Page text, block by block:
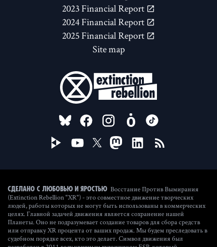
2023 Financial Report
2024 Financial Report
2025 Financial Report
Site map
FOLLOW US ON
Сделано с любовью и яростью Восстание Против Вымирания
(Extinction Rebellion "XR") - это совместное движение творческих
людей, работы которых не могут быть использованы в коммерческих
целях. Главной задачей движения является сохранение нашей
Планеты. Оно не подразумевает создание товаров для сбора средств
или отправку XR процента от ваших продаж. Мы будем преследовать в
судебном порядке всех, кто это делает. Символ движения был